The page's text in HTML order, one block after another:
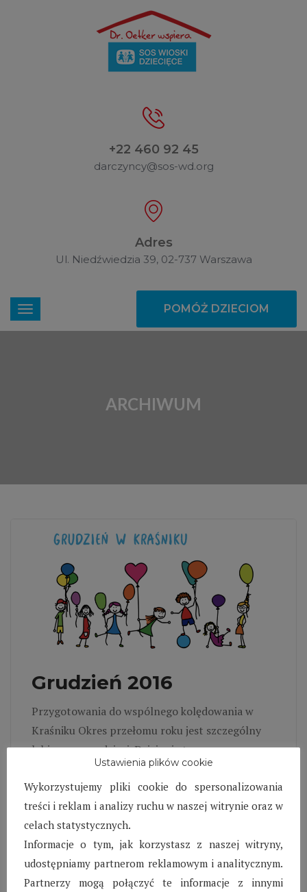
+22 460 92 45
darczyncy@sos-wd.org
Adres
Ul. Niedźwiedzia 39, 02-737 Warszawa
POMÓŻ DZIECIOM
ARCHIWUM
Grudzień 2016
Przygotowania do wspólnego kolędowania w
Kraśniku Okres przełomu roku jest szczególny
lubiany przez dzieci. Dzieje się to za sprawą
świąt, wizyty Mikołaja, choinki oraz wspólnie
śpiewanych kolęd. Szczególnie młodsza grupa
dzieci z ogromną chęcią, zapałem i determinacją
ćwiczyła wykonywanie kolęd by móc
zaprezentować swoje muzyczne zdolności przy
wspólnym świątecznym kolędowaniu. Wszystkie
świąteczne zajęcia muzyczne zostały
Ustawienia plików cookie
Wykorzystujemy pliki cookie do spersonalizowania
treści i reklam i analizy ruchu w naszej witrynie oraz w
celach statystycznych.
Informacje o tym, jak korzystasz z naszej witryny,
udostępniamy partnerom reklamowym i analitycznym.
Partnerzy mogą połączyć te informacje z innymi